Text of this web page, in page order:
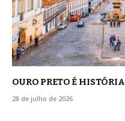
OURO PRETO É HISTÓRIA
28 de julho de 2026